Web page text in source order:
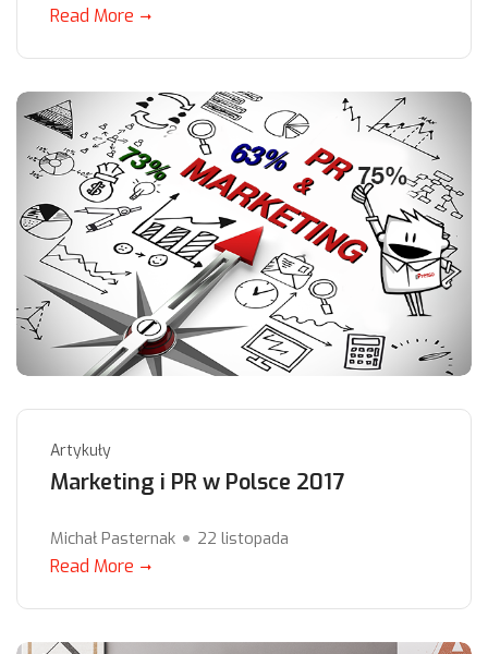
Read More
Artykuły
Marketing i PR w Polsce 2017
Michał Pasternak 22 listopada
Read More